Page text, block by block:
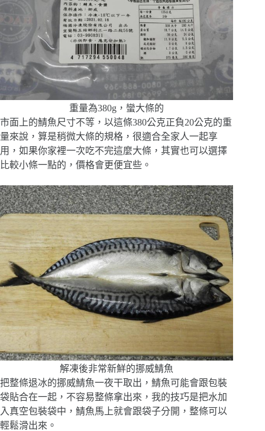
重量為380g，蠻大條的
市面上的鯖魚尺寸不等，以這條380公克正負20公克的重
量來說，算是稍微大條的規格，很適合全家人一起享
用，如果你家裡一次吃不完這麼大條，其實也可以選擇
比較小條一點的，價格會更便宜些。
解凍後非常新鮮的挪威鯖魚
把整條退冰的挪威鯖魚一夜干取出，鯖魚可能會跟包裝
袋貼合在一起，不容易整條拿出來，我的技巧是把水加
入真空包裝袋中，鯖魚馬上就會跟袋子分開，整條可以
輕鬆滑出來。